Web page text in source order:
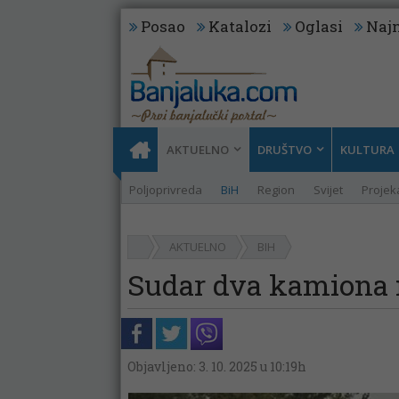
Posao Katalozi Oglasi
AKTUELNO
Poljoprivreda BiH Region Svijet
DRUŠTVO KULTURA
AKTUELNO BIH
Sudar dva
Objavljeno: 3. 10. 2025 u 10:19h